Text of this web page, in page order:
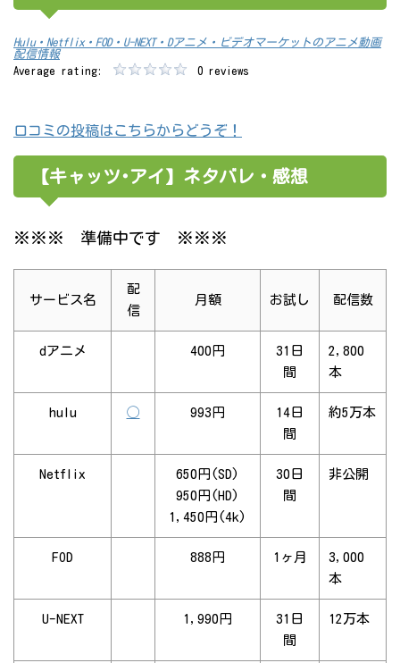
Hulu・Netflix・FOD・U-NEXT・Dアニメ・ビデオマーケットのアニメ動画
配信情報
Average rating:
0 reviews
口コミの投稿はこちらからどうぞ！
【キャッツ･アイ】ネタバレ・感想
※※※ 準備中です ※※※
サービス名
配
信
月額 お試し 配信数
dアニメ 400円
31日
間
2,800
本
hulu ◯ 993円
14日
間
約5万本
Netflix
650円(SD)
950円(HD)
1,450円(4k)
30日
間
非公開
FOD 888円 1ヶ月
3,000
本
U-NEXT 1,990円
31日
間
12万本